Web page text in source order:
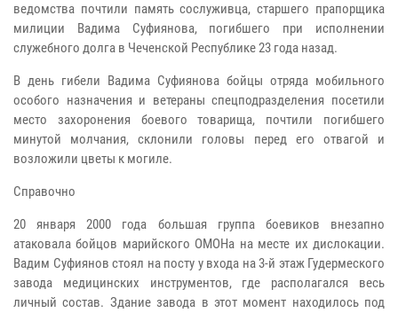
ведомства почтили память сослуживца, старшего прапорщика
милиции Вадима Суфиянова, погибшего при исполнении
служебного долга в Чеченской Республике 23 года назад.
В день гибели Вадима Суфиянова бойцы отряда мобильного
особого назначения и ветераны спецподразделения посетили
место захоронения боевого товарища, почтили погибшего
минутой молчания, склонили головы перед его отвагой и
возложили цветы к могиле.
Справочно
20 января 2000 года большая группа боевиков внезапно
атаковала бойцов марийского ОМОНа на месте их дислокации.
Вадим Суфиянов стоял на посту у входа на 3-й этаж Гудермеского
завода медицинских инструментов, где располагался весь
личный состав. Здание завода в этот момент находилось под